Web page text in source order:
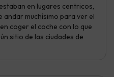
en lugares centricos,
andar muchísimo para ver el
coger el coche con lo que
sitio de las ciudades de